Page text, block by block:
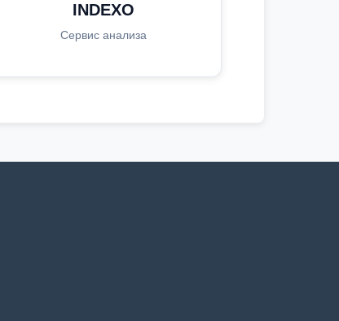
INDEXO
Сервис анализа